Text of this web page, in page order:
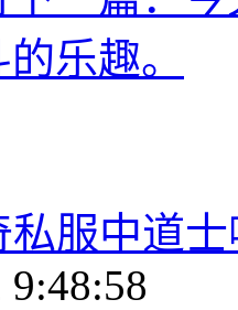
乐趣。
私服中道
9:48:58